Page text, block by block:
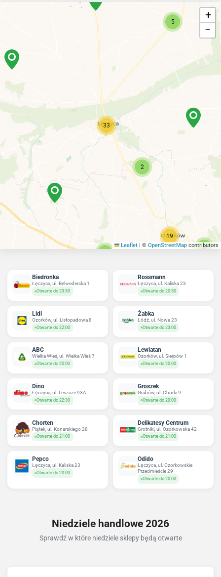
33
2
5
19
8
+
−
Leaflet | © OpenStreetMap contributors
Biedronka
Łęczyca, ul. Belwederska 1
Otwarte do 23:30
Rossmann
Łęczyca, ul. Kaliska 23
Otwarte do 20:30
Lidl
Ozorków, ul. Listopadowa 8
Otwarte do 22:00
Żabka
Łódź, ul. Nowa 23
Otwarte do 23:00
ABC
Wielka Wieś, ul. Wielka Wieś 7
Otwarte do 20:00
Lewiatan
Ozorków, ul. Sierpów 1
Otwarte do 20:00
Dino
Łęczyca, ul. Leszcze 93A
Otwarte do 22:30
Groszek
Grabów, ul. Chorki 9
Otwarte do 20:00
Chorten
Piątek, ul. Konarskiego 28
Otwarte do 21:00
Delikatesy Centrum
Grotniki, ul. Ozorkowska 42
Otwarte do 21:00
Pepco
Łęczyca, ul. Kaliska 23
Otwarte do 20:00
Odido
Łęczyca, ul. Ozorkowskie
Przedmieście 29
Otwarte do 20:00
Niedziele handlowe 2026
Sprawdź w które niedziele sklepy będą otwarte